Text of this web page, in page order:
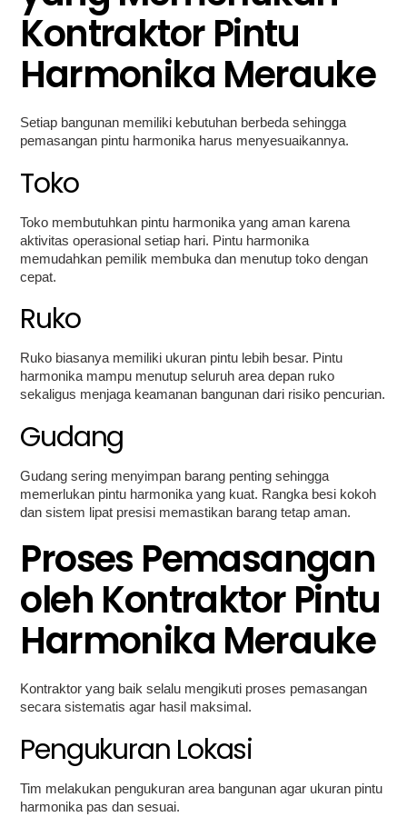
Kontraktor Pintu
Harmonika Merauke
Setiap bangunan memiliki kebutuhan berbeda sehingga
pemasangan pintu harmonika harus menyesuaikannya.
Toko
Toko membutuhkan pintu harmonika yang aman karena
aktivitas operasional setiap hari. Pintu harmonika
memudahkan pemilik membuka dan menutup toko dengan
cepat.
Ruko
Ruko biasanya memiliki ukuran pintu lebih besar. Pintu
harmonika mampu menutup seluruh area depan ruko
sekaligus menjaga keamanan bangunan dari risiko pencurian.
Gudang
Gudang sering menyimpan barang penting sehingga
memerlukan pintu harmonika yang kuat. Rangka besi kokoh
dan sistem lipat presisi memastikan barang tetap aman.
Proses Pemasangan
oleh Kontraktor Pintu
Harmonika Merauke
Kontraktor yang baik selalu mengikuti proses pemasangan
secara sistematis agar hasil maksimal.
Pengukuran Lokasi
Tim melakukan pengukuran area bangunan agar ukuran pintu
harmonika pas dan sesuai.